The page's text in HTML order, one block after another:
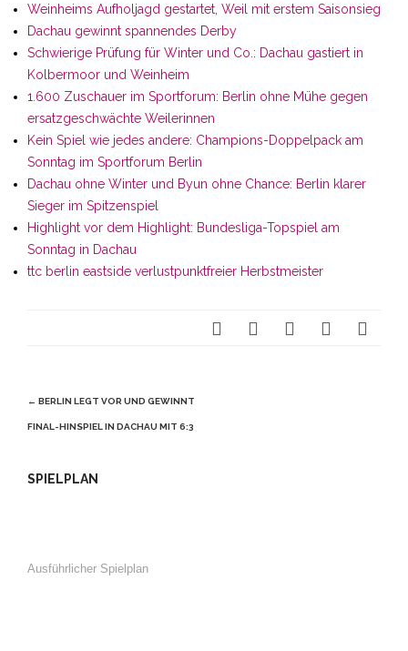
Weinheims Aufholjagd gestartet, Weil mit erstem Saisonsieg
Dachau gewinnt spannendes Derby
Schwierige Prüfung für Winter und Co.: Dachau gastiert in
Kolbermoor und Weinheim
1.600 Zuschauer im Sportforum: Berlin ohne Mühe gegen
ersatzgeschwächte Weilerinnen
Kein Spiel wie jedes andere: Champions-Doppelpack am
Sonntag im Sportforum Berlin
Dachau ohne Winter und Byun ohne Chance: Berlin klarer
Sieger im Spitzenspiel
Highlight vor dem Highlight: Bundesliga-Topspiel am
Sonntag in Dachau
ttc berlin eastside verlustpunktfreier Herbstmeister
Beitragsnavigation
← BERLIN LEGT VOR UND GEWINNT
FINAL-HINSPIEL IN DACHAU MIT 6:3
SPIELPLAN
Ausführlicher Spielplan